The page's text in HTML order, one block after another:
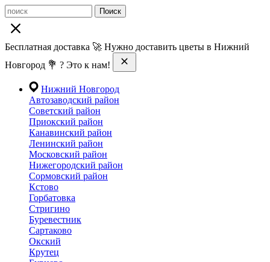
Поиск
Бесплатная доставка 🚀 Нужно доставить цветы в Нижний
Новгород 💐 ? Это к нам!
Нижний Новгород
Автозаводский район
Советский район
Приокский район
Канавинский район
Ленинский район
Московский район
Нижегородский район
Сормовский район
Кстово
Горбатовка
Стригино
Буревестник
Сартаково
Окский
Крутец